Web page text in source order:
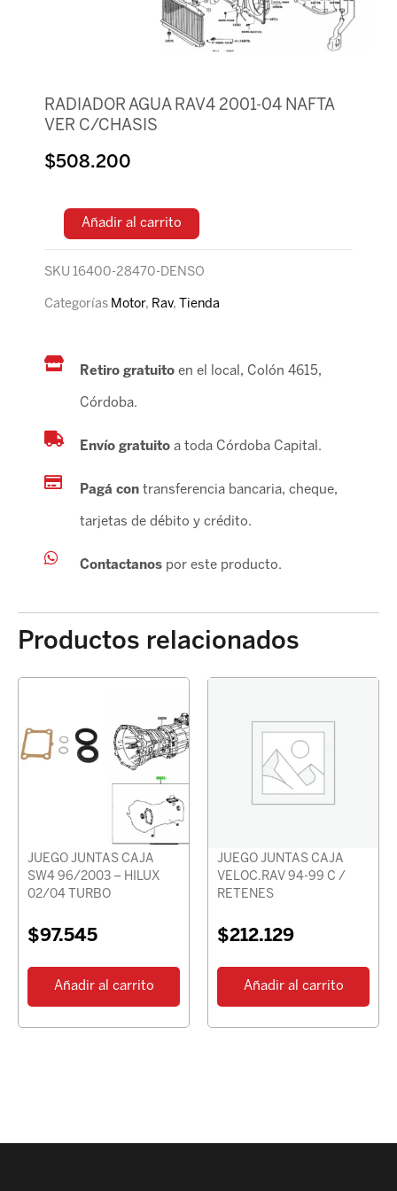
RADIADOR AGUA RAV4 2001-04 NAFTA
VER C/CHASIS
$508.200
Añadir al carrito
SKU 16400-28470-DENSO
Categorías Motor, Rav, Tienda
Retiro gratuito en el local, Colón 4615,
Córdoba.
Envío gratuitoa toda Córdoba Capital.
Pagá contransferencia bancaria, cheque,
tarjetas de débito y crédito.
Contactanospor este producto.
Productos relacionados
JUEGO JUNTAS CAJA
SW4 96/2003 – HILUX
02/04 TURBO
$97.545
Añadir al carrito
JUEGO JUNTAS CAJA
VELOC.RAV 94-99 C /
RETENES
$212.129
Añadir al carrito